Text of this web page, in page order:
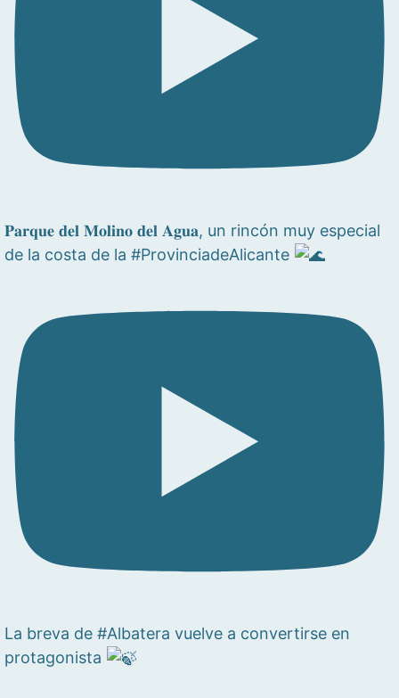
𝐏𝐚𝐫𝐪𝐮𝐞 𝐝𝐞𝐥 𝐌𝐨𝐥𝐢𝐧𝐨 𝐝𝐞𝐥 𝐀𝐠𝐮𝐚, un rincón muy especial
de la costa de la #ProvinciadeAlicante
La breva de #Albatera vuelve a convertirse en
protagonista